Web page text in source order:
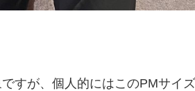
すが、個人的にはこのPMサイ